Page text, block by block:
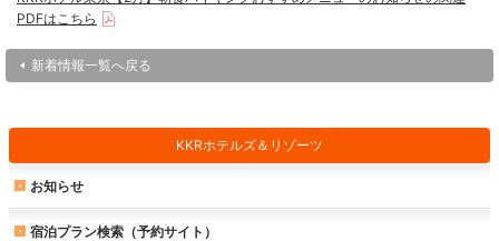
KKRホテルズ＆リゾーツ
お知らせ
宿泊プラン検索（予約サイト）
PDFはこちら
新着情報一覧へ戻る